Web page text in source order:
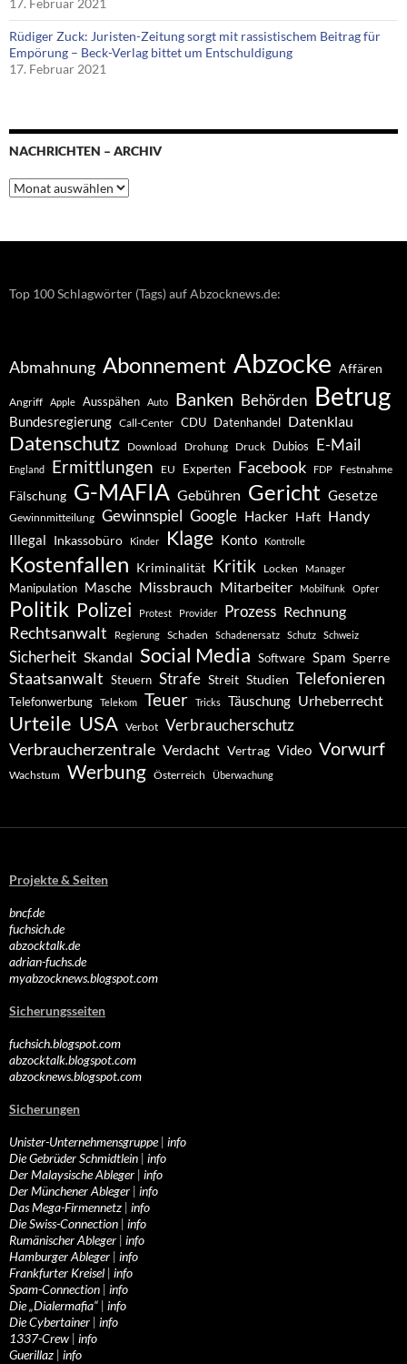
17. Februar 2021
Rüdiger Zuck: Juristen-Zeitung sorgt mit rassistischem Beitrag für
Empörung – Beck-Verlag bittet um Entschuldigung
17. Februar 2021
NACHRICHTEN – ARCHIV
Nachrichten
–
Top 100 Schlagwörter (Tags) auf Abzocknews.de:
Abmahnung Abonnement Abzocke Affären
Angriff Apple Ausspähen Auto Banken Behörden Betrug
Bundesregierung Call-Center CDU Datenhandel Datenklau
Datenschutz Download Drohung Druck Dubios E-Mail
England Ermittlungen EU Experten Facebook FDP Festnahme
Fälschung G-MAFIA Gebühren Gericht Gesetze
Gewinnmitteilung Gewinnspiel Google Hacker Haft Handy
Illegal Inkassobüro Kinder Klage Konto Kontrolle
Kostenfallen Kriminalität Kritik Locken Manager
Manipulation Masche Missbrauch Mitarbeiter Mobilfunk Opfer
Politik Polizei Protest Provider Prozess Rechnung
Rechtsanwalt Regierung Schaden Schadenersatz Schutz Schweiz
Sicherheit Skandal Social Media Software Spam Sperre
Staatsanwalt Steuern Strafe Streit Studien Telefonieren
Telefonwerbung Telekom Teuer Tricks Täuschung Urheberrecht
Urteile USA Verbot Verbraucherschutz
Verbraucherzentrale Verdacht Vertrag Video Vorwurf
Wachstum Werbung Österreich Überwachung
Projekte & Seiten
bncf.de
fuchsich.de
abzocktalk.de
adrian-fuchs.de
myabzocknews.blogspot.com
Sicherungsseiten
fuchsich.blogspot.com
abzocktalk.blogspot.com
abzocknews.blogspot.com
Sicherungen
Unister-Unternehmensgruppe| info
Die Gebrüder Schmidtlein | info
Der Malaysische Ableger | info
Der Münchener Ableger | info
Das Mega-Firmennetz | info
Die Swiss-Connection | info
Rumänischer Ableger | info
Hamburger Ableger | info
Frankfurter Kreisel | info
Spam-Connection | info
Die „Dialermafia“ | info
Die Cybertainer | info
1337-Crew | info
Guerillaz | info